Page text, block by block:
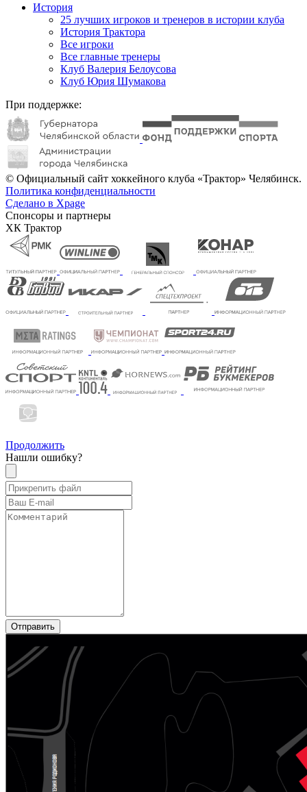
История
25 лучших игроков и тренеров в истории клуба
История Трактора
Все игроки
Все главные тренеры
Клуб Валерия Белоусова
Клуб Юрия Шумакова
При поддержке:
© Официальный сайт хоккейного клуба «Трактор» Челябинск.
Политика конфиденциальности
Сделано в Xpage
Спонсоры и партнеры
ХК Трактор
Продолжить
Нашли ошибку?